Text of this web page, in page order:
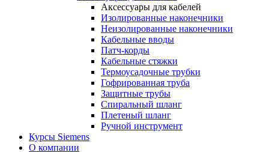
Аксессуары для кабелей
Изолированные наконечники
Неизолированные наконечники
Кабельные вводы
Патч-корды
Кабельные стяжки
Термоусадочные трубки
Гофрированная труба
Защитные трубы
Спиральный шланг
Плетеный шланг
Ручной инструмент
Курсы Siemens
О компании